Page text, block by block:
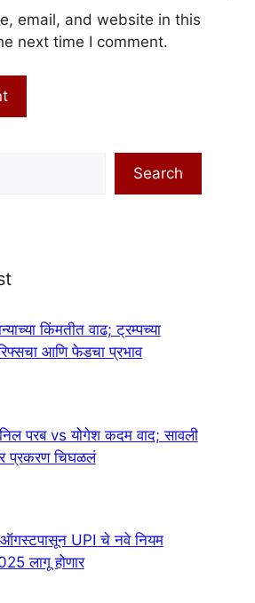
email, and website in this
next time I comment.
Search
किंमतीत वाढ; ट्रम्पच्या
आणि फेडचा प्रभाव
परब vs योगेश कदम वाद; सावली
प्रकरण चिघळलं
UPI चे नवे नियम
लागू होणार